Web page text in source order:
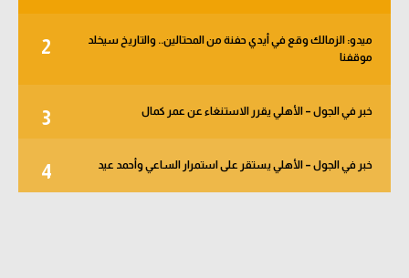
2
ميدو: الزمالك وقع في أيدي حفنة من المحتالين.. والتاريخ سيخلد
موقفنا
3 خبر في الجول – الأهلي يقرر الاستنغاء عن عمر كمال
4 خبر في الجول – الأهلي يستقر على استمرار الساعي وأحمد عيد